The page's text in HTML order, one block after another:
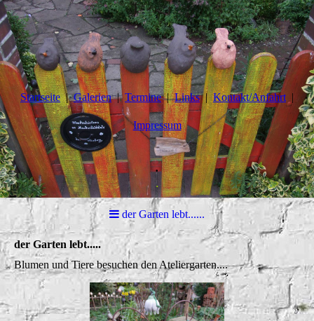
Startseite Galerien Termine Links Kontakt/Anfahrt
Impressum
.
.
der Garten lebt......
der Garten lebt.....
Blumen und Tiere besuchen den Ateliergarten....